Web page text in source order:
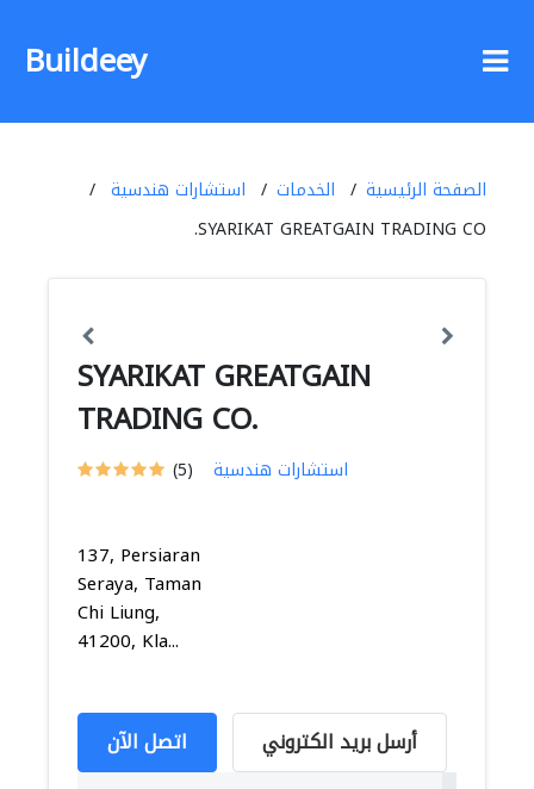
Buildeey
الصفحة الرئيسية الخدمات
استشارات هندسية
SYARIKAT GREATGAIN TRADING CO.
SYARIKAT GREATGAIN
TRADING CO.
(5) استشارات هندسية
137, Persiaran
Seraya, Taman
Chi Liung,
41200, Kla...
اتصل الآن أرسل بريد الكتروني